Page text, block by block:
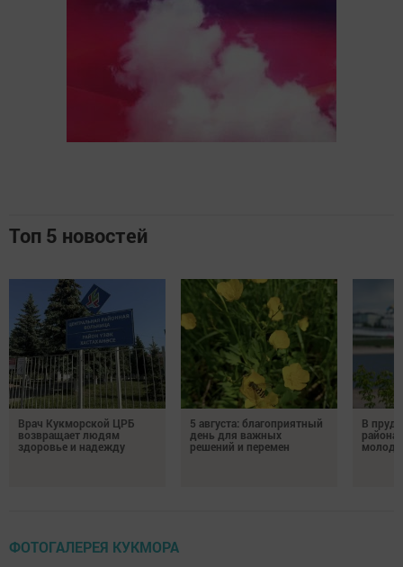
Топ 5 новостей
Врач Кукморской ЦРБ
возвращает людям
здоровье и надежду
5 августа: благоприятный
день для важных
решений и перемен
В
района
ФОТОГАЛЕРЕЯ КУКМОРА